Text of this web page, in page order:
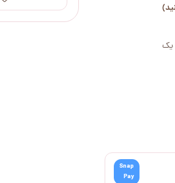
یک
Snap
Pay